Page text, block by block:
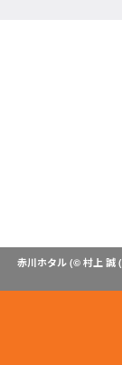
赤川ホタル (© 村上 誠 (